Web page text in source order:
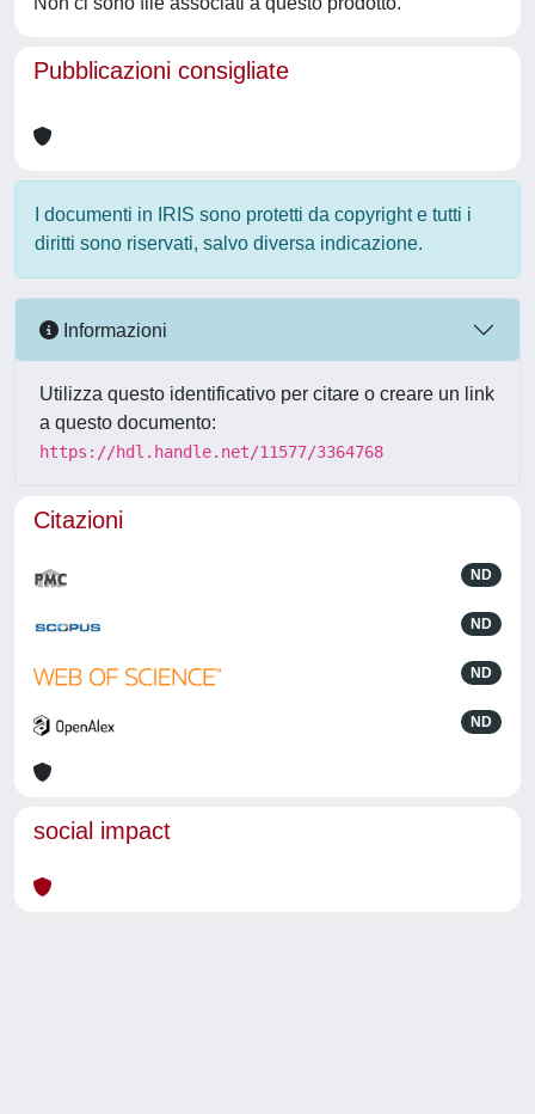
Pubblicazioni consigliate
I documenti in IRIS sono protetti da copyright e tutti i
diritti sono riservati, salvo diversa indicazione.
Informazioni
Utilizza questo identificativo per citare o creare un link
a questo documento:
https://hdl.handle.net/11577/3364768
Citazioni
ND
ND
ND
ND
social impact